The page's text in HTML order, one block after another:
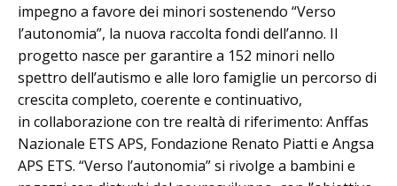
impegno a favore dei minori sostenendo “Verso
l’autonomia”, la nuova raccolta fondi dell’anno. Il
progetto nasce per garantire a 152 minori nello
spettro dell’autismo e alle loro famiglie un percorso di
crescita completo, coerente e continuativo,
in collaborazione con tre realtà di riferimento: Anffas
Nazionale ETS APS, Fondazione Renato Piatti e Angsa
APS ETS. “Verso l’autonomia” si rivolge a bambini e